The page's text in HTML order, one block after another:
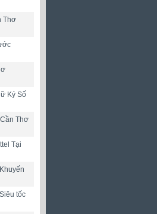
Thơ
Ký Số
Thơ
Tại
tốc